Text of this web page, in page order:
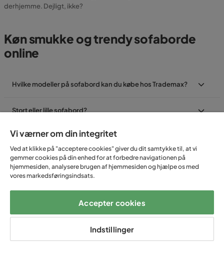
derhjemme. Dejligt, ikke?
Køn smukke og trendy sofaborde
online
Hvilke modeller på sofabord kan du købe hos Trademax?
Stort eller lille sofabord?
Hvordan placere jeg mit sofabord bedst?
Hvilken form på sofabordet skal jeg vælge?
Vi værner om din integritet
Ved at klikke på "acceptere cookies" giver du dit samtykke til, at vi
gemmer cookies på din enhed for at forbedre navigationen på
hjemmesiden, analysere brugen af hjemmesiden og hjælpe os med
vores markedsføringsindsats.
Accepter cookies
Indstillinger